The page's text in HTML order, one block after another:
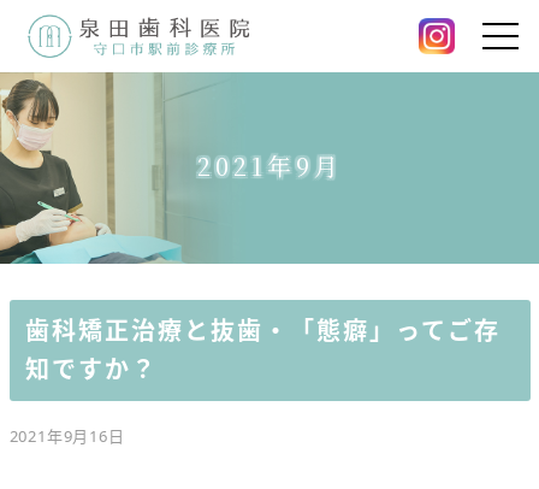
2021年9月
歯科矯正治療と抜歯・「態癖」ってご存
知ですか？
2021年9月16日